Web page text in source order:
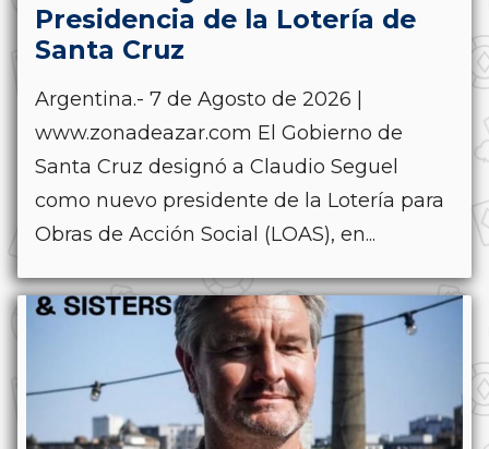
Presidencia de la Lotería de
Santa Cruz
Argentina.- 7 de Agosto de 2026 |
www.zonadeazar.com El Gobierno de
Santa Cruz designó a Claudio Seguel
como nuevo presidente de la Lotería para
Obras de Acción Social (LOAS), en...